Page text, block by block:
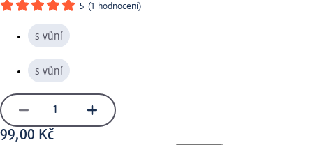
5 (1 hodnocení)
s vůní
s vůní
99,00 Kč